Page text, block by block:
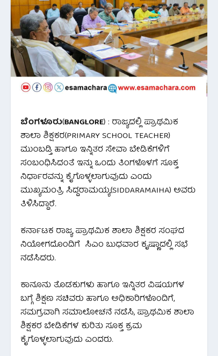
ಬೆಂಗಳೂರು(BANGLORE) : ರಾಜ್ಯದಲ್ಲಿ ಪ್ರಾಥಮಿಕ
ಶಾಲಾ ಶಿಕ್ಷಕರ(PRIMARY SCHOOL TEACHER)
ಮುಂಬಡ್ತಿ ಹಾಗೂ ಇನ್ನಿತರ ಸೇವಾ ಬೇಡಿಕೆಗಳಿಗೆ
ಸಂಬಂಧಿಸಿದಂತೆ ಇನ್ನು ಒಂದು ತಿಂಗಳೊಳಗೆ ಸೂಕ್ತ
ನಿರ್ಧಾರವನ್ನು ಕೈಗೊಳ್ಳಲಾಗುವುದು ಎಂದು
ಮುಖ್ಯಮಂತ್ರಿ ಸಿದ್ದರಾಮಯ್ಯ(SIDDARAMAIHA) ಅವರು
ತಿಳಿಸಿದ್ದಾರೆ.
ಕರ್ನಾಟಕ ರಾಜ್ಯ ಪ್ರಾಥಮಿಕ ಶಾಲಾ ಶಿಕ್ಷಕರ ಸಂಘದ
ನಿಯೋಗದೊಂದಿಗೆ ಸಿಎಂ ಬುಧವಾರ ಕೃಷ್ಣಾದಲ್ಲಿ ಸಭೆ
ನಡೆಸಿದರು.
ಕಾನೂನು ತೊಡಕುಗಳು ಹಾಗೂ ಇನ್ನಿತರ ವಿಷಯಗಳ
ಬಗ್ಗೆ ಶಿಕ್ಷಣ ಸಚಿವರು ಹಾಗೂ ಅಧಿಕಾರಿಗಳೊಂದಿಗೆ,
ಸಮಗ್ರವಾಗಿ ಸಮಾಲೋಚನೆ ನಡೆಸಿ, ಪ್ರಾಥಮಿಕ ಶಾಲಾ
ಶಿಕ್ಷಕರ ಬೇಡಿಕೆಗಳ ಕುರಿತು ಸೂಕ್ತ ಕ್ರಮ
ಕೈಗೊಳ್ಳಲಾಗುವುದು ಎಂದರು.